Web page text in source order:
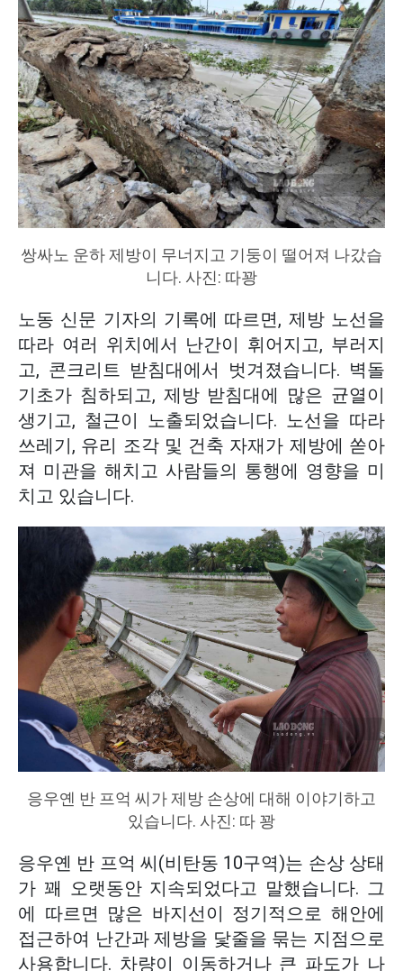
쌍싸노 운하 제방이 무너지고 기둥이 떨어져 나갔습
니다. 사진: 따꽝
노동 신문 기자의 기록에 따르면, 제방 노선을
따라 여러 위치에서 난간이 휘어지고, 부러지
고, 콘크리트 받침대에서 벗겨졌습니다. 벽돌
기초가 침하되고, 제방 받침대에 많은 균열이
생기고, 철근이 노출되었습니다. 노선을 따라
쓰레기, 유리 조각 및 건축 자재가 제방에 쏟아
져 미관을 해치고 사람들의 통행에 영향을 미
치고 있습니다.
응우옌 반 프억 씨가 제방 손상에 대해 이야기하고
있습니다. 사진: 따 꽝
응우옌 반 프억 씨(비탄동 10구역)는 손상 상태
가 꽤 오랫동안 지속되었다고 말했습니다. 그
에 따르면 많은 바지선이 정기적으로 해안에
접근하여 난간과 제방을 닻줄을 묶는 지점으로
사용합니다. 차량이 이동하거나 큰 파도가 나